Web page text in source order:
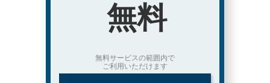
無料
無料サービスの範囲内で
ご利用いただけます